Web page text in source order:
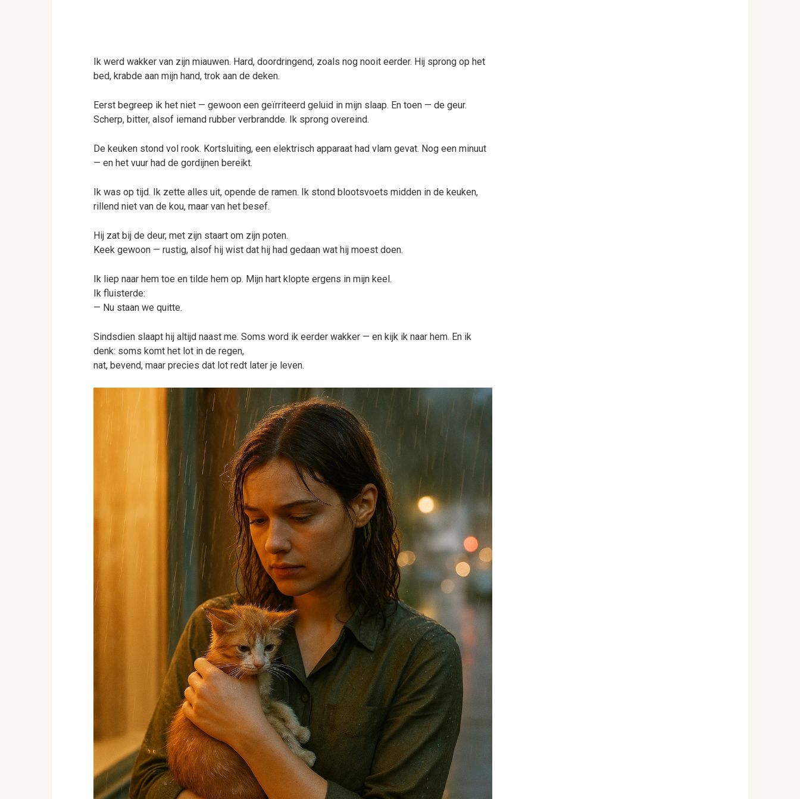
Ik werd wakker van zijn miauwen. Hard, doordringend, zoals nog nooit eerder. Hij sprong op het
bed, krabde aan mijn hand, trok aan de deken.
Eerst begreep ik het niet — gewoon een geïrriteerd geluid in mijn slaap. En toen — de geur.
Scherp, bitter, alsof iemand rubber verbrandde. Ik sprong overeind.
De keuken stond vol rook. Kortsluiting, een elektrisch apparaat had vlam gevat. Nog een minuut
— en het vuur had de gordijnen bereikt.
Ik was op tijd. Ik zette alles uit, opende de ramen. Ik stond blootsvoets midden in de keuken,
rillend niet van de kou, maar van het besef.
Hij zat bij de deur, met zijn staart om zijn poten.
Keek gewoon — rustig, alsof hij wist dat hij had gedaan wat hij moest doen.
Ik liep naar hem toe en tilde hem op. Mijn hart klopte ergens in mijn keel.
Ik fluisterde:
— Nu staan we quitte.
Sindsdien slaapt hij altijd naast me. Soms word ik eerder wakker — en kijk ik naar hem. En ik
denk: soms komt het lot in de regen,
nat, bevend, maar precies dat lot redt later je leven.